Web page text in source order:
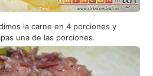
la carne en 4 porciones y
una de las porciones.